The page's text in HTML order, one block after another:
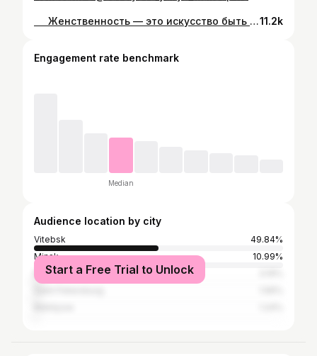
⠀⠀Женственность — это искусство быть женщиной в каждом движении, в каждом слове, в каждом взгляде ⠀ Ph @vi.alempienka #макияж #вечерниймакияж #визажиствитебск #макияжвитебск #mua #makeup #makeupartist #makeupideas #makeuptutorial #makeupartist #makeup #model #makeuplover #makeuptransformation #модель #москвамодель #макияжмосква #визажистмосква #визажист #glassskin11.2k
Engagement rate benchmark
Median
Audience location by city
Vitebsk
49.84%
Minsk
10.99%
Moscow
Start a Free Trial to Unlock